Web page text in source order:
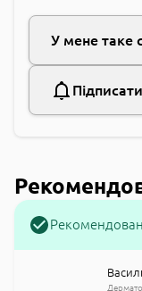
У мене таке